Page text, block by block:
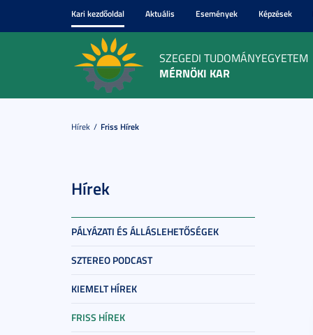
Kari kezdőoldal Aktuális Események Képzések
SZEGEDI TUDOMÁNYEGYETEM
MÉRNÖKI KAR
Hírek Friss Hírek
Hírek
PÁLYÁZATI ÉS ÁLLÁSLEHETŐSÉGEK
SZTEREO PODCAST
KIEMELT HÍREK
FRISS HÍREK